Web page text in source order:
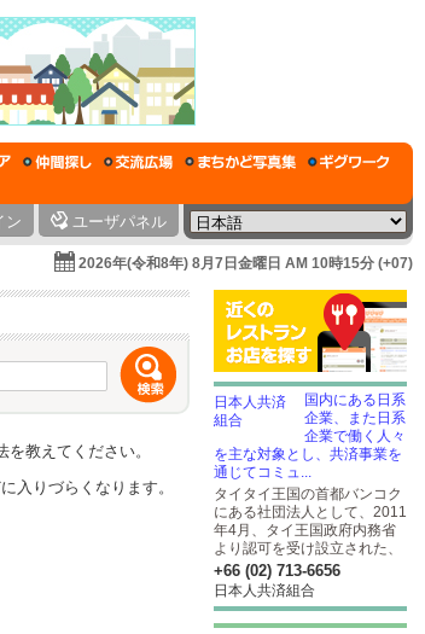
ン ユーザパネル
2026年(令和8年) 8月7日金曜日 AM 10時15分 (+07)
教えてください。
入りづらくなります。
国内にある日系
企業、また日系
企業で働く人々
を主な対象とし、共済事業を
通じてコミュ...
タイタイ王国の首都バンコク
にある社団法人として、2011
年4月、タイ王国政府内務省
より認可を受け設立された、
+66 (02) 713-6656
日本人共済組合